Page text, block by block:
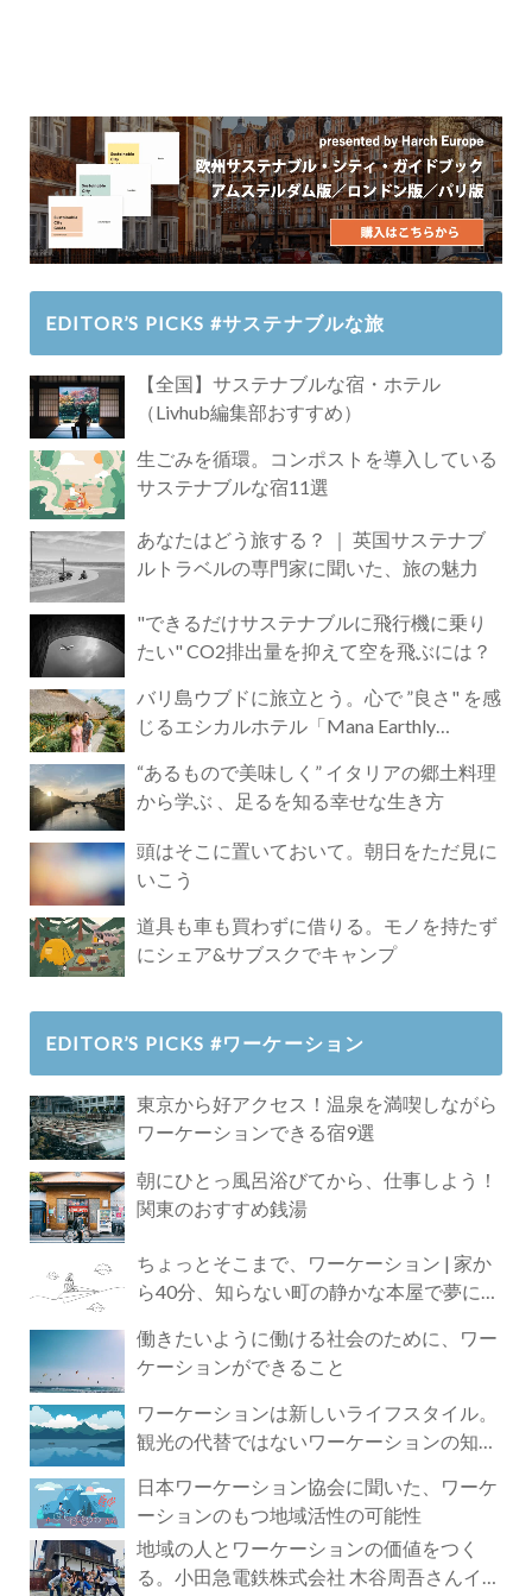
EDITOR’S PICKS #サステナブルな旅
【全国】サステナブルな宿・ホテル
（Livhub編集部おすすめ）
生ごみを循環。コンポストを導入している
サステナブルな宿11選
あなたはどう旅する？ ｜ 英国サステナブ
ルトラベルの専門家に聞いた、旅の魅力
"できるだけサステナブルに飛行機に乗り
たい" CO2排出量を抑えて空を飛ぶには？
バリ島ウブドに旅立とう。心で ”良さ" を感
じるエシカルホテル「Mana Earthly
“あるもので美味しく” イタリアの郷土料理
から学ぶ 、足るを知る幸せな生き方
頭はそこに置いておいて。朝日をただ見に
いこう
道具も車も買わずに借りる。モノを持たず
にシェア&サブスクでキャンプ
EDITOR’S PICKS #ワーケーション
東京から好アクセス！温泉を満喫しながら
ワーケーションできる宿9選
朝にひとっ風呂浴びてから、仕事しよう！
関東のおすすめ銭湯
ちょっとそこまで、ワーケーション | 家か
ら40分、知らない町の静かな本屋で夢に近
働きたいように働ける社会のために、ワー
ケーションができること
ワーケーションは新しいライフスタイル。
観光の代替ではないワーケーションの知ら
日本ワーケーション協会に聞いた、ワーケ
ーションのもつ地域活性の可能性
地域の人とワーケーションの価値をつく
る。小田急電鉄株式会社 木谷周吾さんイン